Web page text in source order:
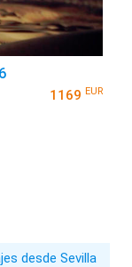
1169 EUR
desde Sevilla